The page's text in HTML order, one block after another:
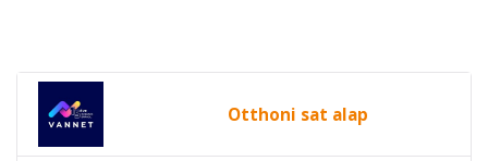
Otthoni sat alap